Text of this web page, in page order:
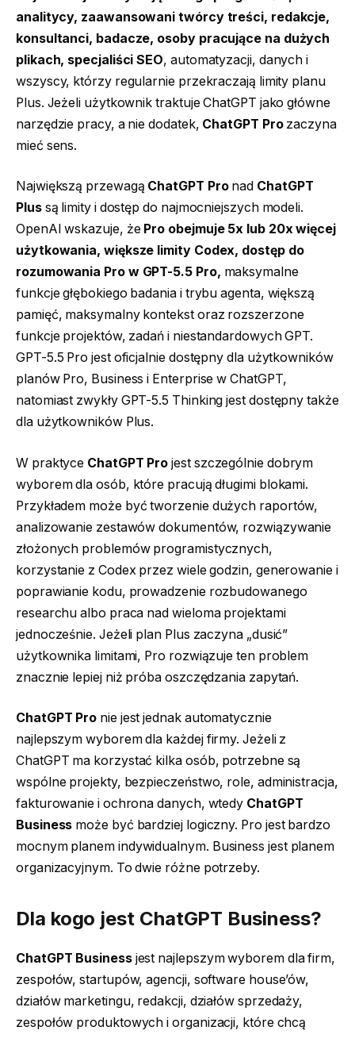
analitycy, zaawansowani twórcy treści, redakcje,
konsultanci, badacze, osoby pracujące na dużych
plikach, specjaliści SEO, automatyzacji, danych i
wszyscy, którzy regularnie przekraczają limity planu
Plus. Jeżeli użytkownik traktuje ChatGPT jako główne
narzędzie pracy, a nie dodatek, ChatGPT Prozaczyna
mieć sens.
Największą przewagą ChatGPT Pronad ChatGPT
Plussą limity i dostęp do najmocniejszych modeli.
OpenAI wskazuje, że Pro obejmuje 5x lub 20x więcej
użytkowania, większe limity Codex, dostęp do
rozumowania Pro w GPT-5.5 Pro, maksymalne
funkcje głębokiego badania i trybu agenta, większą
pamięć, maksymalny kontekst oraz rozszerzone
funkcje projektów, zadań i niestandardowych GPT.
GPT-5.5 Pro jest oficjalnie dostępny dla użytkowników
planów Pro, Business i Enterprise w ChatGPT,
natomiast zwykły GPT-5.5 Thinking jest dostępny także
dla użytkowników Plus.
W praktyce ChatGPT Pro jest szczególnie dobrym
wyborem dla osób, które pracują długimi blokami.
Przykładem może być tworzenie dużych raportów,
analizowanie zestawów dokumentów, rozwiązywanie
złożonych problemów programistycznych,
korzystanie z Codex przez wiele godzin, generowanie i
poprawianie kodu, prowadzenie rozbudowanego
researchu albo praca nad wieloma projektami
jednocześnie. Jeżeli plan Plus zaczyna „dusić”
użytkownika limitami, Pro rozwiązuje ten problem
znacznie lepiej niż próba oszczędzania zapytań.
ChatGPT Pro nie jest jednak automatycznie
najlepszym wyborem dla każdej firmy. Jeżeli z
ChatGPT ma korzystać kilka osób, potrzebne są
wspólne projekty, bezpieczeństwo, role, administracja,
fakturowanie i ochrona danych, wtedy ChatGPT
Business może być bardziej logiczny. Pro jest bardzo
mocnym planem indywidualnym. Business jest planem
organizacyjnym. To dwie różne potrzeby.
Dla kogo jest ChatGPT Business?
ChatGPT Businessjest najlepszym wyborem dla firm,
zespołów, startupów, agencji, software house’ów,
działów marketingu, redakcji, działów sprzedaży,
zespołów produktowych i organizacji, które chcą